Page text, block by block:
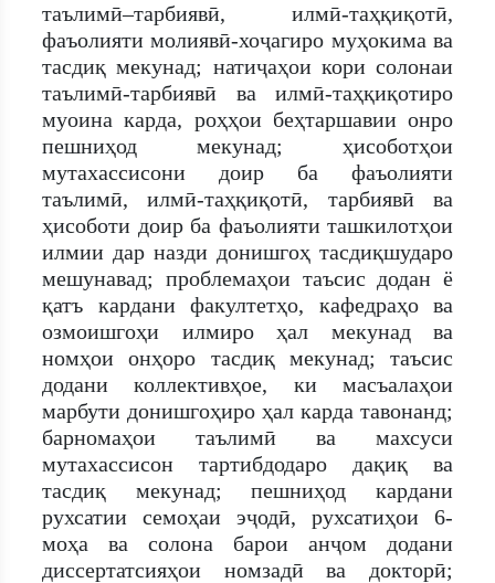
таълимӣ–тарбиявӣ, илмӣ-таҳқиқотӣ,
фаъолияти молиявӣ-хоҷагиро муҳокима ва
тасдиқ мекунад; натиҷаҳои кори солонаи
таълимӣ-тарбиявӣ ва илмӣ-таҳқиқотиро
муоина карда, роҳҳои беҳтаршавии онро
пешниҳод мекунад; ҳисоботҳои
мутахассисони доир ба фаъолияти
таълимӣ, илмӣ-таҳқиқотӣ, тарбиявӣ ва
ҳисоботи доир ба фаъолияти ташкилотҳои
илмии дар назди донишгоҳ тасдиқшударо
мешунавад; проблемаҳои таъсис додан ё
қатъ кардани факултетҳо, кафедраҳо ва
озмоишгоҳи илмиро ҳал мекунад ва
номҳои онҳоро тасдиқ мекунад; таъсис
додани коллективҳое, ки масъалаҳои
марбути донишгоҳиро ҳал карда тавонанд;
барномаҳои таълимӣ ва махсуси
мутахассисон тартибдодаро дақиқ ва
тасдиқ мекунад; пешниҳод кардани
рухсатии семоҳаи эҷодӣ, рухсатиҳои 6-
моҳа ва солона барои анҷом додани
диссертатсияҳои номзадӣ ва докторӣ;